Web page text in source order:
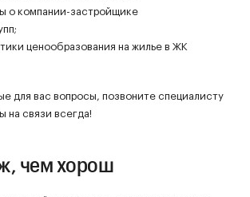
о компании-застройщике
ценообразования на жилье в ЖК
для вас вопросы, позвоните специалисту
на связи всегда!
чем хорош